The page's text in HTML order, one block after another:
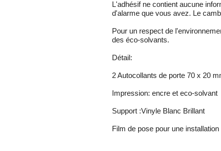
L'adhésif ne contient aucune
d'alarme que vous avez. Le
Pour un respect de
des éco-solvants.
Détail:
2 Autocollants de porte 70 x 20
Impression: encre et eco-solvant
Support :Vinyle Blanc Brillant
Film de pose pour une